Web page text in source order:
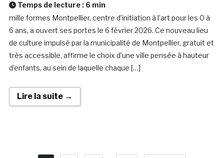
Temps de lecture : 6 min
mille formes Montpellier, centre d’initiation à l’art pour les 0 à
6 ans, a ouvert ses portes le 6 février 2026. Ce nouveau lieu
de culture impulsé par la municipalité de Montpellier, gratuit et
très accessible, affirme le choix d’une ville pensée à hauteur
d’enfants, au sein de laquelle chaque […]
Lire la suite →